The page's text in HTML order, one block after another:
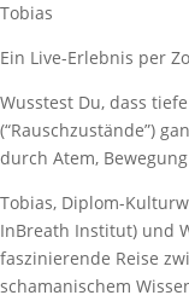
Tobias
Ein Live-Erlebnis per
Wusstest Du, dass
(“Rauschzustände”)
durch Atem,
Tobias, Diplom-
InBreath Institut) und
faszinierende Reise
schamanischem